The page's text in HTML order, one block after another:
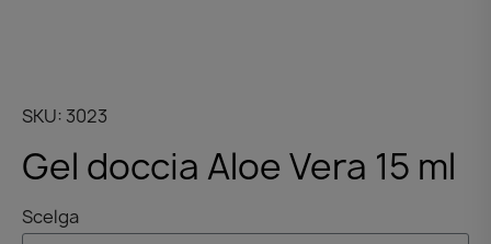
SKU 3023
Gel doccia Aloe Vera 15 ml
Scelga